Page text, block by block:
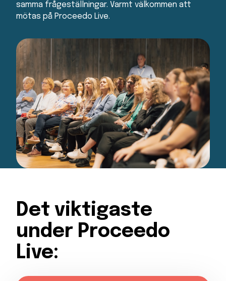
samma frågeställningar. Varmt välkommen att
mötas på Proceedo Live.
Det viktigaste
under Proceedo
Live: